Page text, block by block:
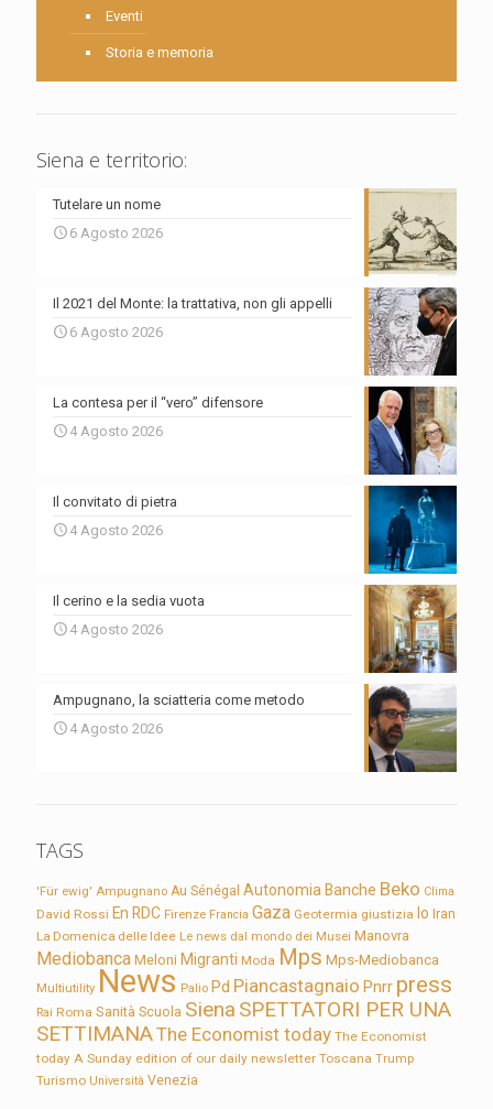
Eventi
Storia e memoria
Siena e territorio:
Tutelare un nome
6 Agosto 2026
Il 2021 del Monte: la trattativa, non gli appelli
6 Agosto 2026
La contesa per il “vero” difensore
4 Agosto 2026
Il convitato di pietra
4 Agosto 2026
Il cerino e la sedia vuota
4 Agosto 2026
Ampugnano, la sciatteria come metodo
4 Agosto 2026
TAGS
'Für ewig' Ampugnano Au Sénégal Autonomia Banche Beko Clima
David Rossi En RDC Firenze Francia Gaza Geotermia giustizia Io Iran
La Domenica delle Idee Le news dal mondo dei Musei Manovra
Mediobanca Meloni Migranti Moda Mps Mps-Mediobanca
Multiutility News Palio Pd Piancastagnaio Pnrr press
Rai Roma Sanità Scuola Siena SPETTATORI PER UNA
SETTIMANAThe Economist today The Economist
today A Sunday edition of our daily newsletter Toscana Trump
Turismo Università Venezia